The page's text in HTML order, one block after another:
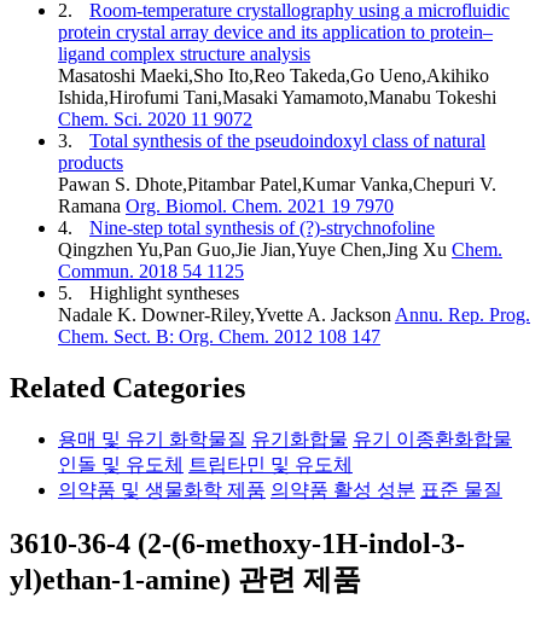
2.
Room-temperature crystallography using a microfluidic
protein crystal array device and its application to protein–
ligand complex structure analysis
Masatoshi Maeki,Sho Ito,Reo Takeda,Go Ueno,Akihiko
Ishida,Hirofumi Tani,Masaki Yamamoto,Manabu Tokeshi
Chem. Sci. 2020 11 9072
3.
Total synthesis of the pseudoindoxyl class of natural
products
Pawan S. Dhote,Pitambar Patel,Kumar Vanka,Chepuri V.
Ramana Org. Biomol. Chem. 2021 19 7970
4.
Nine-step total synthesis of (?)-strychnofoline
Qingzhen Yu,Pan Guo,Jie Jian,Yuye Chen,Jing Xu Chem.
Commun. 2018 54 1125
5.
Highlight syntheses
Nadale K. Downer-Riley,Yvette A. Jackson Annu. Rep. Prog.
Chem. Sect. B: Org. Chem. 2012 108 147
Related Categories
용매 및 유기 화학물질 유기화합물 유기 이종환화합물
인돌 및 유도체 트립타민 및 유도체
의약품 및 생물화학 제품 의약품 활성 성분 표준 물질
3610-36-4 (2-(6-methoxy-1H-indol-3-
yl)ethan-1-amine) 관련 제품